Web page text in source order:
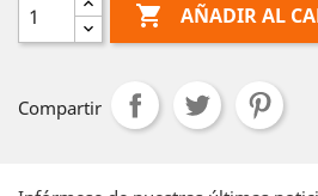
 AÑADIR AL
Compartir